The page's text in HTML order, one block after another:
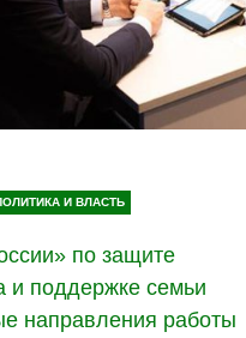
И ВЛАСТЬ
по защите
и поддержке семьи
направления работы